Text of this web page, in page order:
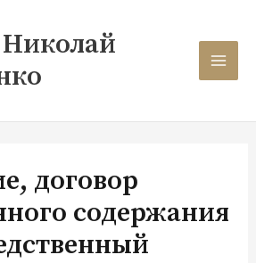
договор
содержания